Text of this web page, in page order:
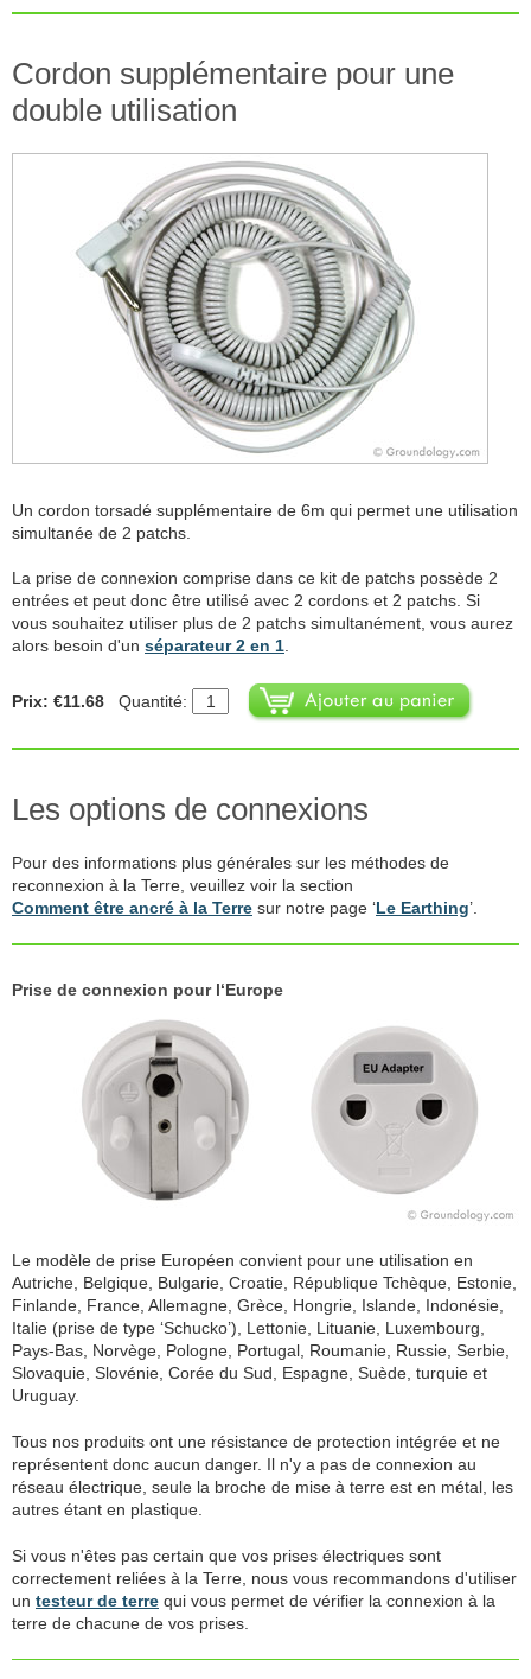
Cordon supplémentaire pour une
double utilisation
Un cordon torsadé supplémentaire de 6m qui permet une utilisation
simultanée de 2 patchs.
La prise de connexion comprise dans ce kit de patchs possède 2
entrées et peut donc être utilisé avec 2 cordons et 2 patchs. Si
vous souhaitez utiliser plus de 2 patchs simultanément, vous aurez
alors besoin d'un séparateur 2 en 1
Prix: €11.68 Quantité:
Les options de connexions
Pour des informations plus générales sur les méthodes de
reconnexion à la Terre, veuillez voir la section
Comment être ancré à la Terre sur notre page ‘Le Earthing’.
Prise de connexion pour l‘Europe
Le modèle de prise Européen convient pour une utilisation en
Autriche, Belgique, Bulgarie, Croatie, République Tchèque, Estonie,
Finlande, France, Allemagne, Grèce, Hongrie, Islande, Indonésie,
Italie (prise de type ‘Schucko’), Lettonie, Lituanie, Luxembourg,
Pays-Bas, Norvège, Pologne, Portugal, Roumanie, Russie, Serbie,
Slovaquie, Slovénie, Corée du Sud, Espagne, Suède, turquie et
Uruguay.
Tous nos produits ont une résistance de protection intégrée et ne
représentent donc aucun danger. Il n'y a pas de connexion au
réseau électrique, seule la broche de mise à terre est en métal, les
autres étant en plastique.
Si vous n'êtes pas certain que vos prises électriques sont
correctement reliées à la Terre, nous vous recommandons d'utiliser
un testeur de terre qui vous permet de vérifier la connexion à la
terre de chacune de vos prises.